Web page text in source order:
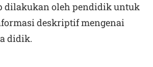
dilakukan oleh pendidik untuk
deskriptif mengenai
didik.